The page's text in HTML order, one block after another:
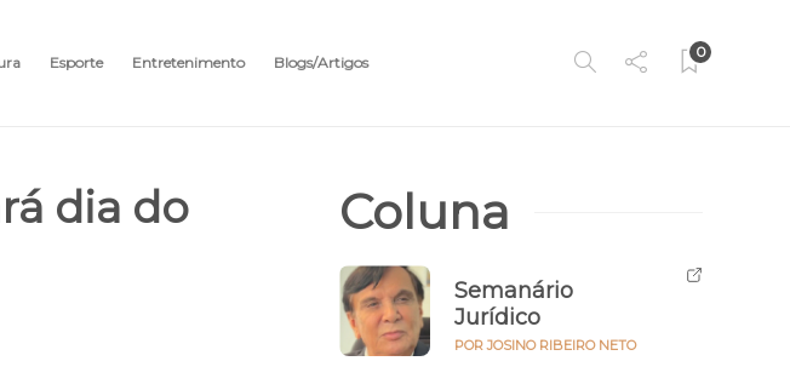
Esporte Entretenimento Blogs/Artigos
0
dia do
Coluna
Semanário
Jurídico
POR JOSINO RIBEIRO NETO